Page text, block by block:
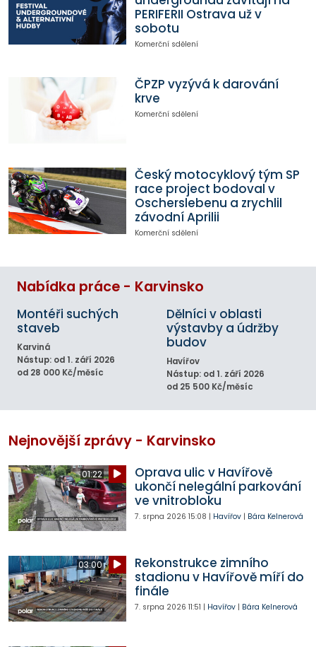
PERIFERII Ostrava už v
sobotu
Komerční sdělení
ČPZP vyzývá k darování
krve
Komerční sdělení
Český motocyklový tým SP
race project bodoval v
Oscherslebenu a zrychlil
závodní Aprilii
Komerční sdělení
Nabídka práce - Karvinsko
Montéři suchých
staveb
Karviná
Nástup: od 1. září 2026
od 28 000 Kč/měsíc
Dělníci v oblasti
výstavby a údržby
budov
Havířov
Nástup: od 1. září 2026
od 25 500 Kč/měsíc
Nejnovější zprávy - Karvinsko
01:22
Oprava ulic v Havířově
ukončí nelegální parkování
ve vnitrobloku
7. srpna 2026 15:08 | Havířov| Bára Kelnerová
03:00
Rekonstrukce zimního
stadionu v Havířově míří do
finále
7. srpna 2026 11:51 | Havířov| Bára Kelnerová